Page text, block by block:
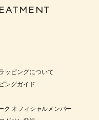
ッピングについて
ングガイド
ク オフィシャルメンバー